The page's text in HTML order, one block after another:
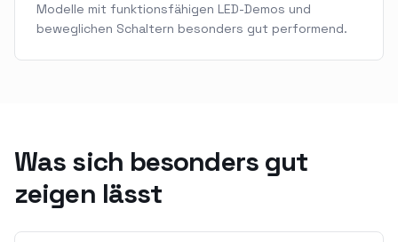
Modelle mit funktionsfähigen LED-Demos und
beweglichen Schaltern besonders gut performend.
Was sich besonders gut
zeigen lässt